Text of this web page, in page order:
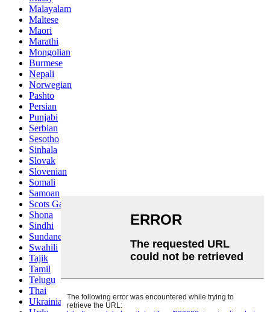
Malayalam
Maltese
Maori
Marathi
Mongolian
Burmese
Nepali
Norwegian
Pashto
Persian
Punjabi
Serbian
Sesotho
Sinhala
Slovak
Slovenian
Somali
Samoan
Scots Gaelic
Shona
Sindhi
Sundanese
Swahili
Tajik
Tamil
Telugu
Thai
Ukrainian